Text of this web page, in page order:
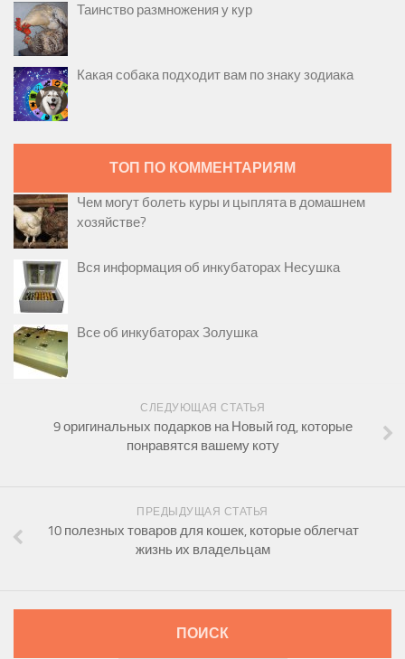
Таинство размножения у кур
Какая собака подходит вам по знаку зодиака
ТОП ПО КОММЕНТАРИЯМ
Чем могут болеть куры и цыплята в домашнем
хозяйстве?
Вся информация об инкубаторах Несушка
Все об инкубаторах Золушка
СЛЕДУЮЩАЯ СТАТЬЯ
9 оригинальных подарков на Новый год, которые
понравятся вашему коту
ПРЕДЫДУЩАЯ СТАТЬЯ
10 полезных товаров для кошек, которые облегчат
жизнь их владельцам
ПОИСК